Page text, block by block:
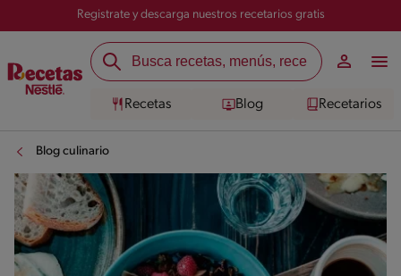
Registrate y descarga nuestros recetarios gratis
Recetas Blog Recetarios
Blog culinario